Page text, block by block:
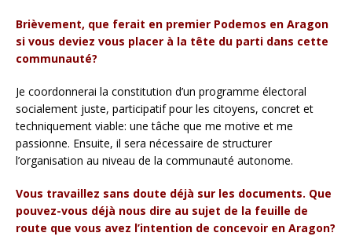
Brièvement, que ferait en premier Podemos en Aragon
si vous deviez vous placer à la tête du parti dans cette
communauté?
Je coordonnerai la constitution d’un programme électoral
socialement juste, participatif pour les citoyens, concret et
techniquement viable: une tâche que me motive et me
passionne. Ensuite, il sera nécessaire de structurer
l’organisation au niveau de la communauté autonome.
Vous travaillez sans doute déjà sur les documents. Que
pouvez-vous déjà nous dire au sujet de la feuille de
route que vous avez l’intention de concevoir en Aragon?